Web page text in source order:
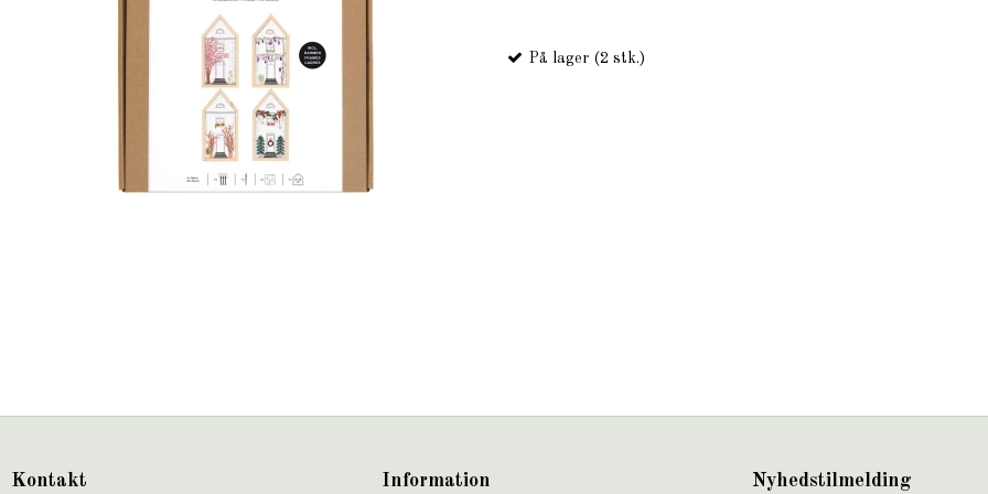
På lager (2 stk.)
Kontakt Information Nyhedstilmelding